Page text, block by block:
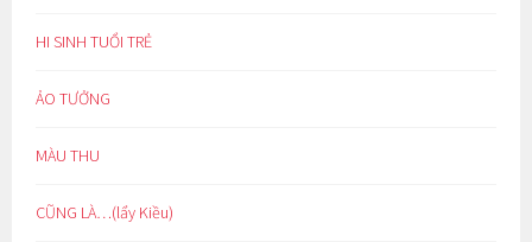
HI SINH TUỔI TRẺ
ẢO TƯỞNG
MÀU THU
CŨNG LÀ…(lẩy Kiều)